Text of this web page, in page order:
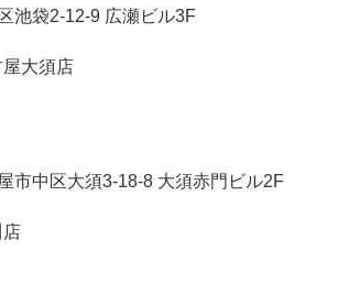
袋2-12-9 広瀬ビル3F
屋大須店
区大須3-18-8 大須赤門ビル2F
店